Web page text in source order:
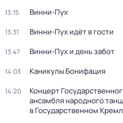
13:15 Винни-Пух
13:31 Винни-Пух идёт в гости
13:47 Винни-Пух и день забот
14:03 Каникулы Бонифация
14:20
Концерт
ансамбля народного
в Государственном